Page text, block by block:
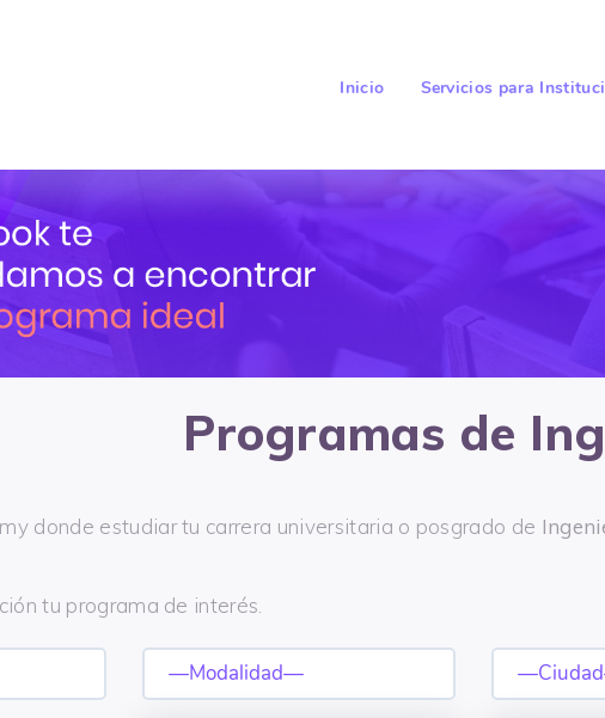
Inicio Servicios para
Programas de
donde estudiar tu carrera universitaria o posgrado de
tu programa de interés.